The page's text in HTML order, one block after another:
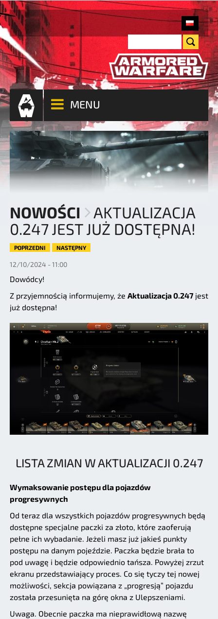
MENU
NOWOŚCI
AKTUALIZACJA
0.247 JEST JUŻ DOSTĘPNA!
POPRZEDNI NASTĘPNY
12/10/2024 - 11:00
Dowódcy!
Z przyjemnością informujemy, że Aktualizacja 0.247 jest
już dostępna!
LISTA ZMIAN W AKTUALIZACJI 0.247
Wymaksowanie postępu dla pojazdów
progresywnych
Od teraz dla wszystkich pojazdów progresywnych będą
dostępne specjalne paczki za złoto, które zaoferują
pełne ich wybadanie. Jeżeli masz już jakieś punkty
postępu na danym pojeździe. Paczka będzie brała to
pod uwagę i będzie odpowiednio tańsza. Powyżej zrzut
ekranu przedstawiający proces. Co się tyczy tej nowej
możliwości, sekcja powiązana z „progresją” pojazdu
została przesunięta na górę okna z Ulepszeniami.
Uwaga. Obecnie paczka ma nieprawidłową nazwę